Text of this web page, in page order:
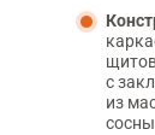
с
из